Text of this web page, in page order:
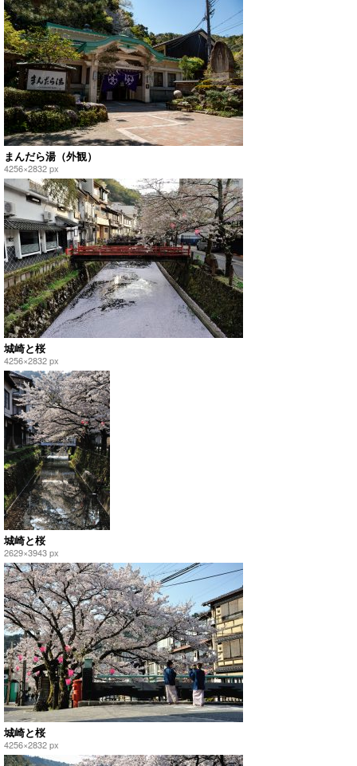
まんだら湯（外観）
4256×2832 px
城崎と桜
4256×2832 px
城崎と桜
2629×3943 px
城崎と桜
4256×2832 px